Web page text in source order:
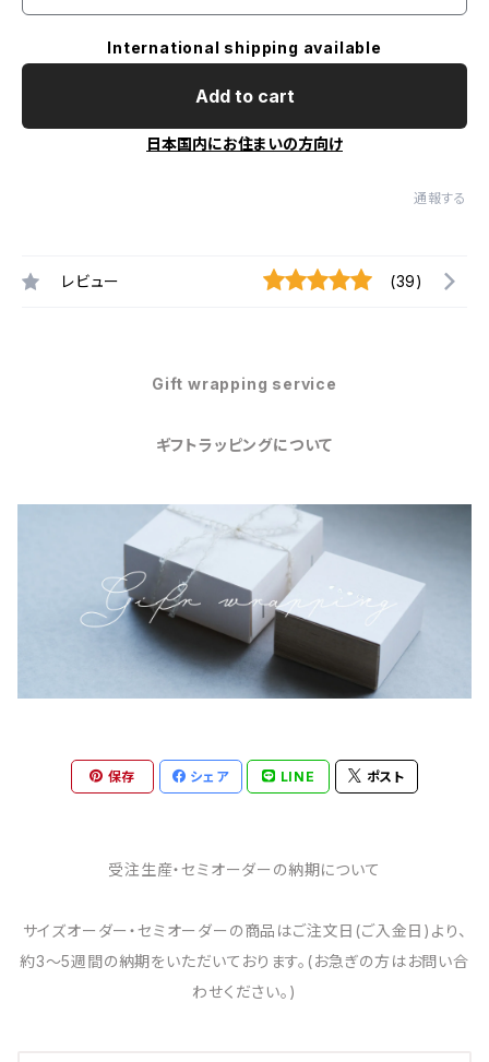
International shipping available
Add to cart
日本国内にお住まいの方向け
通報する
レビュー (39)
Gift wrapping service
ギフトラッピングについて
保存 シェア LINE ポスト
受注生産・セミオーダーの納期について
サイズオーダー・セミオーダーの商品はご注文日(ご入金日)より、
約3～5週間の納期をいただいております。(お急ぎの方はお問い合
わせください。)